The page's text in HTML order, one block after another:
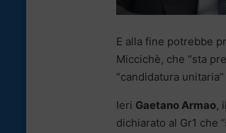
E alla fine potrebbe
Miccichè, che “sta
“candidatura
Ieri Gaetano Armao,
dichiarato al Gr1 che